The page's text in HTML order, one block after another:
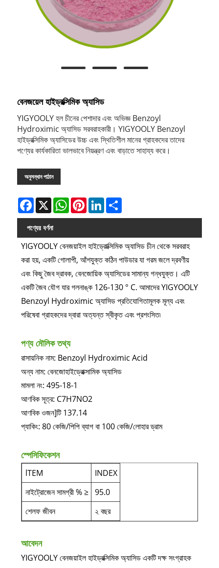
বেনজয়েল হাইড্রক্সিমিক অ্যাসিড
YIGYOOLY হল চীনের পেশাদার এবং অভিজ্ঞ Benzoyl
Hydroximic অ্যাসিড সরবরাহকারী। YIGYOOLY Benzoyl
হাইড্রক্সিমিক অ্যাসিডের উচ্চ এবং স্থিতিশীল মানের গ্রাহকদের তাদের
পণ্যের কার্যকারিতা ভালভাবে নিয়ন্ত্রণ এবং বাড়াতে সাহায্য করে।
অনুসন্ধান পাঠান
Facebook
X WhatsAppPinterestLinkedIn
পণ্যের বর্ণনা
YIGYOOLY বেনজয়াইল হাইড্রোক্সিমিক অ্যাসিড চীন থেকে সরবরাহ
করা হয়, একটি গোলাপী, আঁশযুক্ত কঠিন পাউডার যা গরম জলে দ্রবণীয়
এবং কিছু জৈব দ্রাবক, বেনজোয়িক অ্যাসিডের সামান্য গন্ধযুক্ত। এটি
একটি জৈব যৌগ যার গলনাঙ্ক 126-130 ° C. আমাদের YIGYOOLY
Benzoyl Hydroximic অ্যাসিড প্রতিযোগিতামূলক মূল্য এবং
পরিষেবা গ্রাহকদের দ্বারা অত্যন্ত স্বীকৃত এবং প্রশংসিত৷
পণ্য মৌলিক তথ্য
রাসায়নিক নাম: Benzoyl Hydroximic Acid
অন্য নাম: বেনজোহাইড্রোক্সামিক অ্যাসিড
মামলা নং: 495-18-1
আণবিক সূত্র: C7H7NO2
আণবিক ওজন]টি 137.14
প্যাকিং: 80 কেজি/পিপি ব্যাগ বা 100 কেজি/লোহার ড্রাম
স্পেসিফিকেশন
lTEM
INDEX
নাইট্রোজেন সামগ্রী % ≥
95.0
শেলফ জীবন
২ বছর
আবেদন
YIGYOOLY বেনজয়াইল হাইড্রক্সিমিক অ্যাসিড একটি দক্ষ সংগ্রাহক